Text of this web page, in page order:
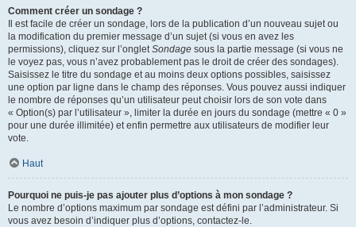
Comment créer un sondage ?
Il est facile de créer un sondage, lors de la publication d’un nouveau sujet ou
la modification du premier message d’un sujet (si vous en avez les
permissions), cliquez sur l’ongletSondage sous la partie message (si vous ne
le voyez pas, vous n’avez probablement pas le droit de créer des sondages).
Saisissez le titre du sondage et au moins deux options possibles, saisissez
une option par ligne dans le champ des réponses. Vous pouvez aussi indiquer
le nombre de réponses qu’un utilisateur peut choisir lors de son vote dans
« Option(s) par l’utilisateur », limiter la durée en jours du sondage (mettre « 0 »
pour une durée illimitée) et enfin permettre aux utilisateurs de modifier leur
vote.
Haut
Pourquoi ne puis-je pas ajouter plus d’options à mon sondage ?
Le nombre d’options maximum par sondage est défini par l’administrateur. Si
vous avez besoin d’indiquer plus d’options, contactez-le.